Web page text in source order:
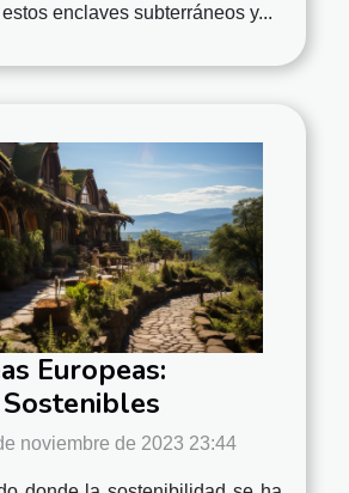
enclaves subterráneos y...
Europeas:
noviembre de 2023 23:44